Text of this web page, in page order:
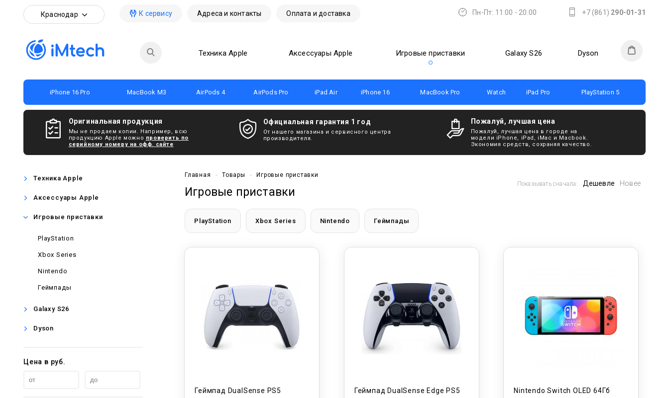
Краснодар К сервису Адреса и контакты Оплата и доставка +7 (861) 290-01-31
Пн-Пт: 11:00 - 20:00
Техника Apple Аксессуары Apple Игровые приставки Galaxy S26 Dyson
iPhone 16 Pro MacBook M3 AirPods 4 AirPods Pro iPad Air iPhone 16 MacBook Pro Watch iPad Pro PlayStation 5
Оригинальная продукция
Мы не продаем копии. Например, всю
продукцию Apple можно проверить по
серийному номеру на офф. сайте
Официальная гарантия 1 год
От нашего магазина и сервисного центра
производителя.
Пожалуй, лучшая цена
Пожалуй, лучшая цена в городе на
модели iPhone, iPad, iMac и Macbook.
Экономия средств, сохраняя качество.
Техника Apple
Аксессуары Apple
Игровые приставки
PlayStation
Xbox Series
Nintendo
Геймпады
Galaxy S26
Dyson
Цена в руб.
Главная -Товары - Игровые приставки
Игровые приставки
Показывать сначала: Дешевле Новее
PlayStation Xbox Series Nintendo Геймпады
Геймпад DualSense PS5 Геймпад DualSense Edge PS5 Nintendo Switch OLED 64Гб